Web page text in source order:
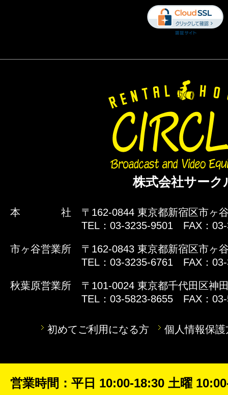
株式会社サーク
本 社
〒162-0844 東京都新宿区市ヶ
TEL：03-3235-9501 FAX：
市ヶ谷営業所
〒162-0843 東京都新宿区市ヶ
TEL：03-3235-6761 FAX：
秋葉原営業所
〒101-0024 東京都千代田区神
TEL：03-5823-8655 FAX：
初めてご利用になる方 個人情報保護
営業時間：平日 10:00-18:30 土曜